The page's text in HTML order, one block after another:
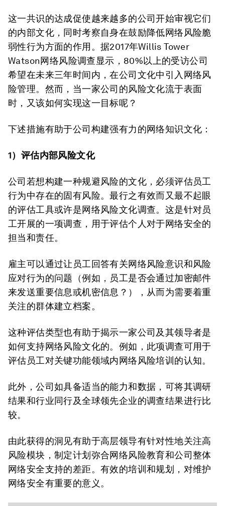
这一共识的达成促使越来越多的公司开始审视它们
的内部文化，同时考察自身在鼓励降低网络风险脆
弱性行为方面的作用。据2017年Willis Tower
Watson网络风险调查显示，80%以上的受访公司
希望在未来三年时间内，在公司文化中引入网络风
险管理。然而，当一家公司的风险文化流于表面
时，又该如何实现这一目标呢？
下述措施有助于公司构建强有力的网络知识文化：
1）评估内部风险文化
公司若想构建一种规避风险的文化，必须评估员工
行为中存在的固有风险。最行之有效而又最不起眼
的评估工具或许是网络风险文化调查。这是针对员
工开展的一项调查，用于评估个人对于网络安全的
担当和责任。
雇主可以通过让员工回答有关网络风险意识和风险
应对行为的问题（例如，员工是否会通过加密邮件
来发送重要信息或机密信息？），从而为需要着重
关注的群体建立档案。
这种评估类型也有助于揭示一家公司及其领导者是
如何支持网络风险文化的。例如，此项调查可用于
评估员工对关键功能领域内网络风险培训的认知。
此外，公司如具备适当的能力和数据，可将其调研
结果和行业同行及全球领先企业的调查结果进行比
较。
由此获得的洞见有助于高层领导有针对性地关注高
风险模块，制定计划弥合网络风险教育和公司整体
网络安全支持的差距。有效的培训和规划，对维护
网络安全有重要的意义。